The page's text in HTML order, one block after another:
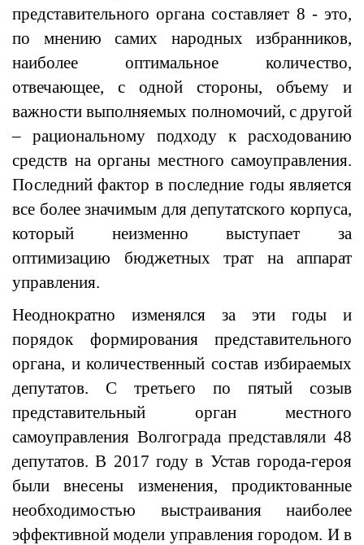
представительного органа составляет 8 - это,
по мнению самих народных избранников,
наиболее оптимальное количество,
отвечающее, с одной стороны, объему и
важности выполняемых полномочий, с другой
– рациональному подходу к расходованию
средств на органы местного самоуправления.
Последний фактор в последние годы является
все более значимым для депутатского корпуса,
который неизменно выступает за
оптимизацию бюджетных трат на аппарат
управления.
Неоднократно изменялся за эти годы и
порядок формирования представительного
органа, и количественный состав избираемых
депутатов. С третьего по пятый созыв
представительный орган местного
самоуправления Волгограда представляли 48
депутатов. В 2017 году в Устав города-героя
были внесены изменения, продиктованные
необходимостью выстраивания наиболее
эффективной модели управления городом. И в